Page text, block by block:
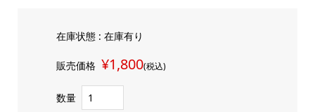
在庫状態 : 在庫有り
販売価格 ¥1,800(税込)
数量